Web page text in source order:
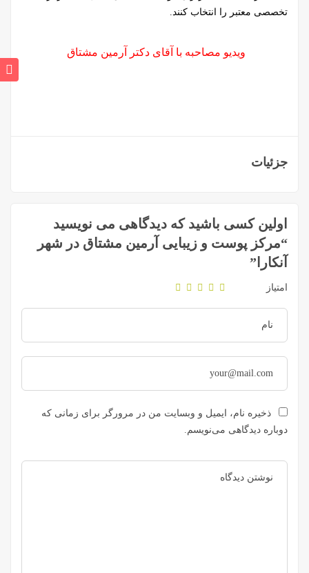
تخصصی معتبر را انتخاب کنند.
ویدیو مصاحبه با آقای دکتر آرمین مشتاق
جزئیات
اولین کسی باشید که دیدگاهی می نویسید
“مرکز پوست و زیبایی آرمین مشتاق در شهر
آنکارا”
امتیاز
ذخیره نام، ایمیل و وبسایت من در مرورگر برای زمانی که
دوباره دیدگاهی می‌نویسم.